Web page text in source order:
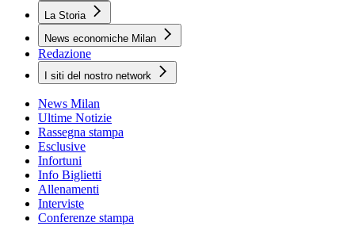
La Storia
News economiche Milan
Redazione
I siti del nostro network
News Milan
Ultime Notizie
Rassegna stampa
Esclusive
Infortuni
Info Biglietti
Allenamenti
Interviste
Conferenze stampa